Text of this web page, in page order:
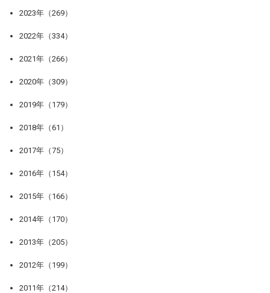
2023年（269）
2022年（334）
2021年（266）
2020年（309）
2019年（179）
2018年（61）
2017年（75）
2016年（154）
2015年（166）
2014年（170）
2013年（205）
2012年（199）
2011年（214）